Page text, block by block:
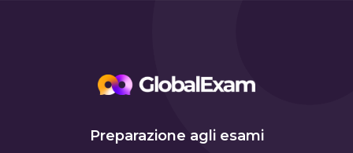
Preparazione agli esami